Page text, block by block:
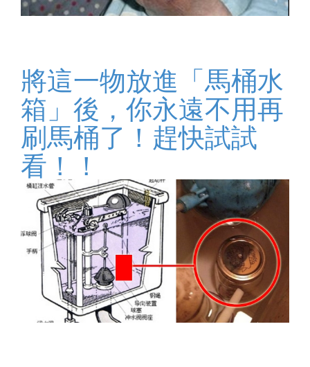
將這一物放進「馬桶水
箱」後，你永遠不用再
刷馬桶了！趕快試試
看！！